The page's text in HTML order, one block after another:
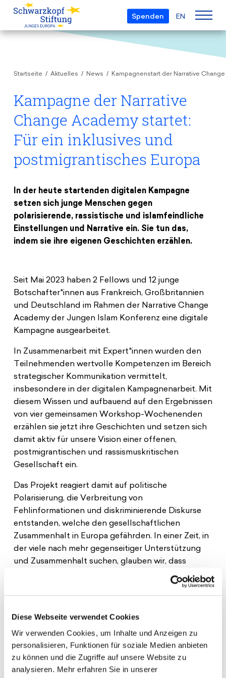
Diese Webseite verwendet Cookies
Wir verwenden Cookies, um Inhalte und Anzeigen zu
personalisieren, Funktionen für soziale Medien anbieten
zu können und die Zugriffe auf unsere Website zu
analysieren. Mehr erfahren Sie in unserer
Spenden EN
Die Stiftung
Team
Gremien
Projekte
European Youth Parliament
Understanding Europe
Junge Islam Konferenz
Postmigrant Europe
Zukunft D
Preise
Young European of the Year
Schwarzkopf-Europa-Preis
Bildung & Reisen
Materialien
Reisestipendien
Europa Erleben
Aktuelles
Veranstaltungen
News
Spenden
Kontakt
Datenschutz
Impressum
Startseite Aktuelles News Kampagnenstart der Narrative
Kampagne der Narrative
Change Academy startet:
Für ein inklusives und
postmigrantisches Europa
In der heute startenden digitalen Kampagne
setzen sich junge Menschen gegen
polarisierende, rassistische und islamfeindliche
Einstellungen und Narrative ein. Sie tun das,
indem sie ihre eigenen Geschichten erzählen.
Seit Mai 2023 haben 2 Fellows und 12 junge
Botschafter*innen aus Frankreich, Großbritannien
und Deutschland im Rahmen der Narrative Change
Academy der Jungen Islam Konferenz eine digitale
Kampagne ausgearbeitet.
In Zusammenarbeit mit Expert*innen wurden den
Teilnehmenden wertvolle Kompetenzen im Bereich
strategischer Kommunikation vermittelt,
insbesondere in der digitalen Kampagnenarbeit. Mit
diesem Wissen und aufbauend auf den Ergebnissen
von vier gemeinsamen Workshop-Wochenenden
erzählen sie jetzt ihre Geschichten und setzen sich
damit aktiv für unsere Vision einer offenen,
postmigrantischen und rassismuskritischen
Gesellschaft ein.
Das Projekt reagiert damit auf politische
Polarisierung, die Verbreitung von
Fehlinformationen und diskriminierende Diskurse
entstanden, welche den gesellschaftlichen
Zusammenhalt in Europa gefährden. In einer Zeit, in
der viele nach mehr gegenseitiger Unterstützung
und Zusammenhalt suchen, glauben wir, dass
persönliche Geschichten die Kraft haben,
Verbindungen zu schaffen. Folgt der Kampagne